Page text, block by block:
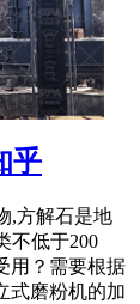
乎
,方解石是地
不低于200
用？需要根据
式磨粉机的加